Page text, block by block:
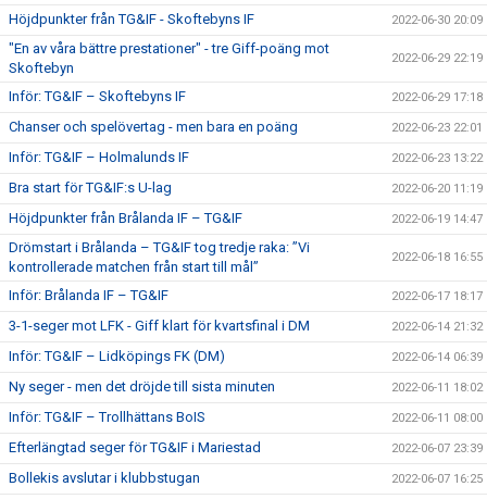
Höjdpunkter från TG&IF - Skoftebyns IF 2022-06-30 20:09
"En av våra bättre prestationer" - tre Giff-poäng mot
Skoftebyn
2022-06-29 22:19
Inför: TG&IF – Skoftebyns IF 2022-06-29 17:18
Chanser och spelövertag - men bara en poäng 2022-06-23 22:01
Inför: TG&IF – Holmalunds IF 2022-06-23 13:22
Bra start för TG&IF:s U-lag 2022-06-20 11:19
Höjdpunkter från Brålanda IF – TG&IF 2022-06-19 14:47
Drömstart i Brålanda – TG&IF tog tredje raka: ”Vi
kontrollerade matchen från start till mål”
2022-06-18 16:55
Inför: Brålanda IF – TG&IF 2022-06-17 18:17
3-1-seger mot LFK - Giff klart för kvartsfinal i DM 2022-06-14 21:32
Inför: TG&IF – Lidköpings FK (DM) 2022-06-14 06:39
Ny seger - men det dröjde till sista minuten 2022-06-11 18:02
Inför: TG&IF – Trollhättans BoIS 2022-06-11 08:00
Efterlängtad seger för TG&IF i Mariestad 2022-06-07 23:39
Bollekis avslutar i klubbstugan 2022-06-07 16:25